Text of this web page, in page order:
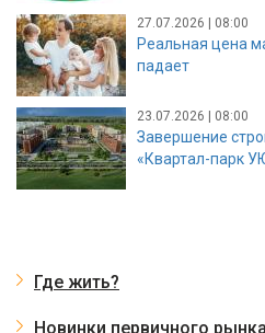
27.07.2026 | 08:00
Реальная цена
падает
23.07.2026 | 08:00
Завершение
«Квартал-парк
Где жить?
Новинки первичного рынка